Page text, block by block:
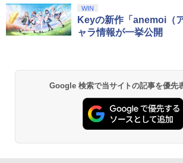
WIN
Keyの新作「anemoi（
ャラ情報が一挙公開
Google 検索で当サイトの記事を優先